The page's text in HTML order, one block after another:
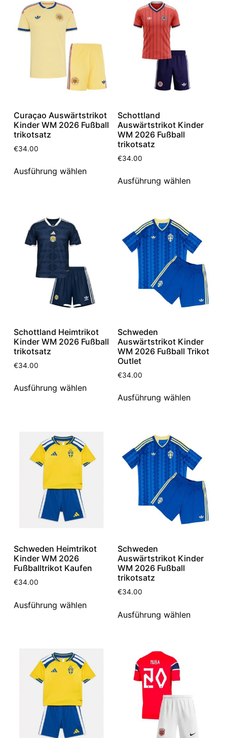
Curaçao Auswärtstrikot
Kinder WM 2026 Fußball
trikotsatz
€34.00
Ausführung wählen
Schottland
Auswärtstrikot Kinder
WM 2026 Fußball
trikotsatz
€34.00
Ausführung wählen
Schottland Heimtrikot
Kinder WM 2026 Fußball
trikotsatz
€34.00
Ausführung wählen
Schweden
Auswärtstrikot Kinder
WM 2026 Fußball Trikot
Outlet
€34.00
Ausführung wählen
Schweden Heimtrikot
Kinder WM 2026
Fußballtrikot Kaufen
€34.00
Ausführung wählen
Schweden
Auswärtstrikot Kinder
WM 2026 Fußball
trikotsatz
€34.00
Ausführung wählen